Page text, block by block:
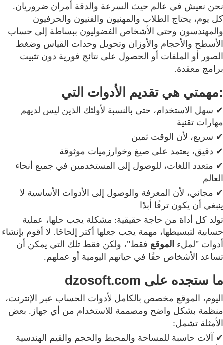
نحن نعيش في عالم حيث السرعة والدقة أمران ضروريان.
كل يوم، يحتاج الطلاب والمهنيون والفنيون والحرفيون
والمهندسون وحتى الأشخاص الفضوليون ببساطة إلى حساب
الأسطح والأحجام والأوزان وتحويل وحدات القياس وضغط
الصور أو الملفات أو الحصول على نتائج فورية دون تثبيت
برامج معقدة.
:مهمتي هي تقديم الأدوات التي
✔ سهل الاستخدام، حتى بالنسبة لأولئك الذين ليس لديهم
مهارات تقنية
✔ سريع، لأن الوقت ثمين
✔ دقيق، يعتمد على صيغ وخوارزميات موثوقة
✔ متعدد اللغات، للوصول إلى المستخدمين في جميع أنحاء
العالم
✔ مجاني، لأن المعرفة والوصول إلى الأدوات الأساسية لا
ينبغي أن يكون ترفًا أبدًا
تولد كل أداة من حاجة حقيقية: مشكلة يجب حلها، عملية
حسابية لتبسيطها، مهمة يجب جعلها أكثر إلحاحًا. لا أقوم بإنشاء
أدوات "لملء الموقع فقط"، ولكن فقط تلك التي يمكن أن
تساعد الأشخاص حقًا في حياتهم اليومية أو عملهم.
ما ستجده على dzosoft.com
اليوم، الموقع مخصص بالكامل لأدوات الحساب عبر الإنترنت،
منظمة بشكل واضح ومصممة للاستخدام من أي جهاز. بعض
الأمثلة تشمل:
✔ آلات حاسبة للمساحة والمحيط والحجم والقيم الهندسية